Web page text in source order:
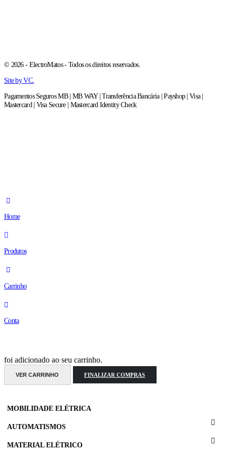
© 2026 - ElectroMatos - Todos os direitos reservados.
Site by VC.
Pagamentos Seguros MB | MB WAY | Transferência Bancária | Payshop | Visa |
Mastercard | Visa Secure | Mastercard Identity Check
Home
Produtos
Carrinho
Conta
foi adicionado ao seu carrinho.
VER CARRINHO FINALIZAR COMPRAS
MOBILIDADE ELÉTRICA
AUTOMATISMOS
MATERIAL ELÉTRICO